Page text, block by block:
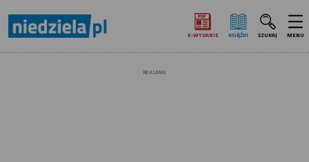
E‑WYDANIE KSIĄŻKI SZUKAJ MENU
REKLAMA